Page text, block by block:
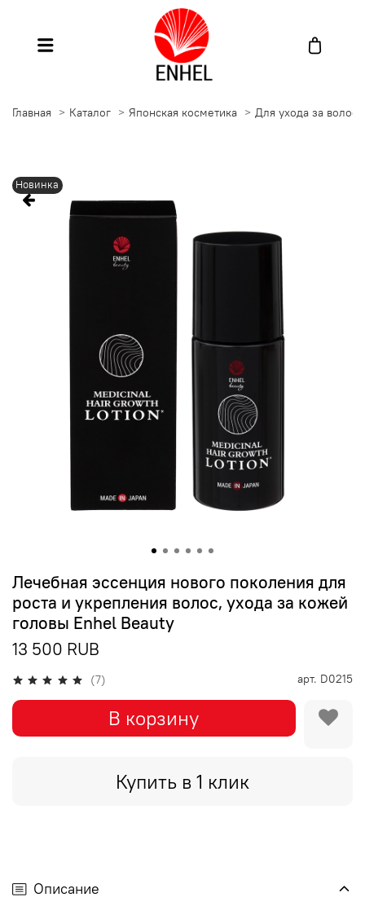
Главная Каталог Японская косметика Для ухода за
Новинка
(7) арт. D0215
Лечебная эссенция нового поколения для
роста и укрепления волос, ухода за кожей
головы Enhel Beauty
13 500 RUB
В корзину
Купить в 1 клик
Описание